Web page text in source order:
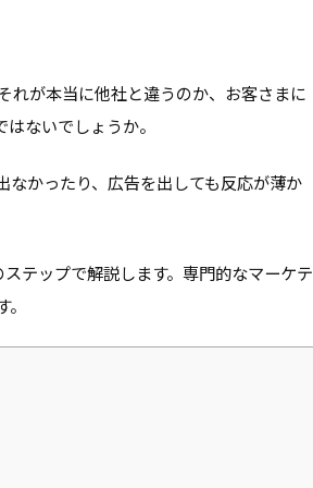
が本当に他社と違うのか、お客さまに
ないでしょうか。
かったり、広告を出しても反応が薄か
テップで解説します。専門的なマーケテ